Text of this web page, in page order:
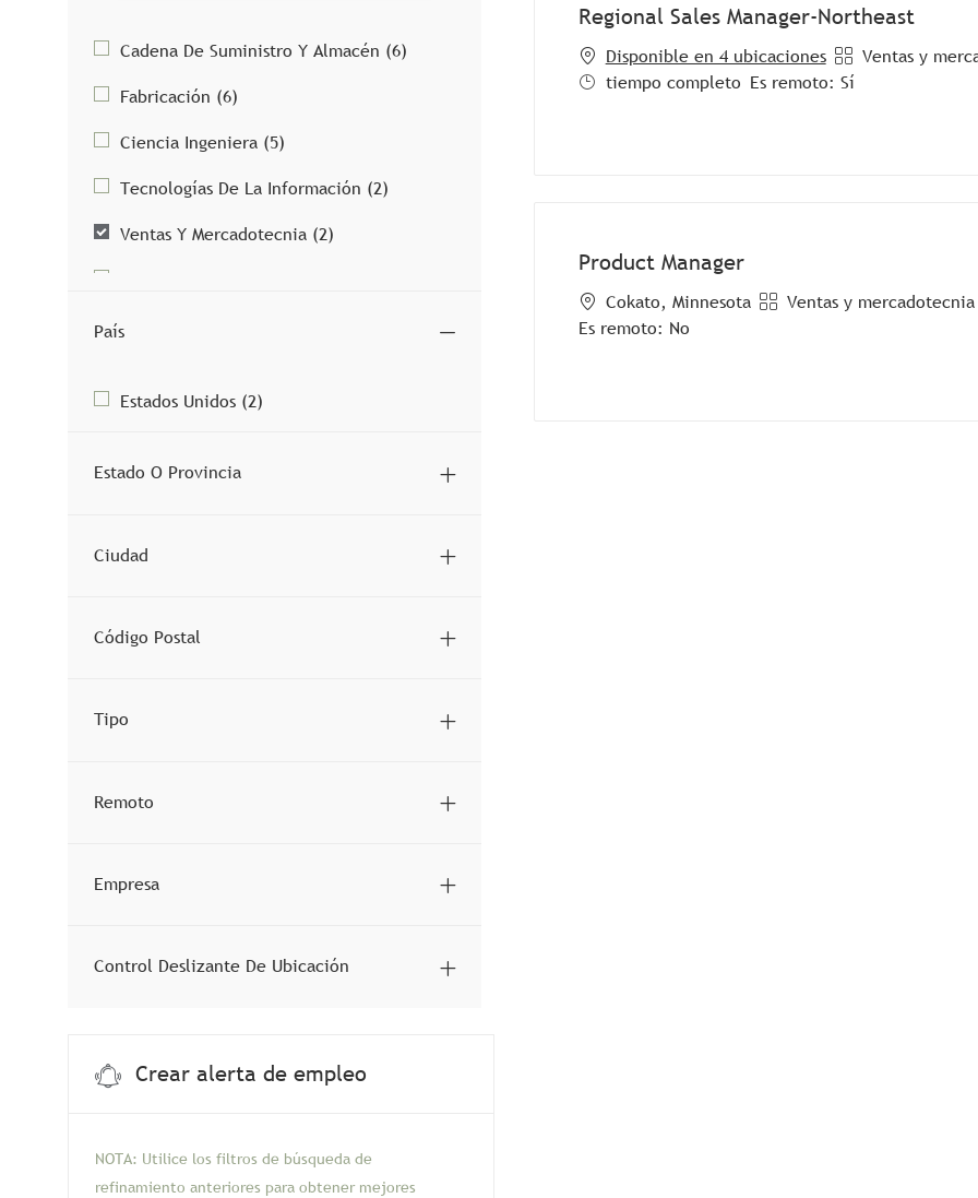
Categoría
Cadena De Suministro Y Almacén (6)
Fabricación (6)
Ciencia Ingeniera (5)
Tecnologías De La Información (2)
Ventas Y Mercadotecnia (2)
Finanzas
Recursos Humanos
País
País Estados Unidos (2)
Estado O Provincia
Ciudad
Código Postal
Tipo
Remoto
Empresa
Control Deslizante De Ubicación
Crear alerta de empleo
NOTA: Utilice los filtros de búsqueda de
refinamiento anteriores para obtener mejores
Regional Sales Manager-Northeast
Disponible en 4 ubicaciones Categoría
Ventas y
Job Type
tiempo completo Es remoto: Sí
Product Manager
Ubicación
Cokato, Minnesota Categoría
Ventas y mercadotecnia
Es remoto: No